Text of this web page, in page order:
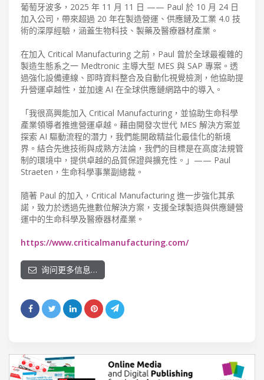
葡萄牙波多，2025 年 11 月 11 日 —— Paul 於 10 月 24 日
加入公司，帶來超過 20 年在製造營運、供應鏈及工業 4.0 技
術的深厚經驗，涵蓋生物科技、製藥及醫療器材產業。
在加入 Critical Manufacturing 之前，Paul 曾於全球最複雜的
製造生態系之一 Medtronic 主導大型 MES 與 SAP 專案。透
過強化設備連線、即時資料整合及自動化視覺檢測，他協助提
升營運卓越性，並加速 AI 在全球供應鏈網路中的導入。
「我很高興能加入 Critical Manufacturing，並協助生命科學
產業領導者推進營運卓越。藉由開發次世代 MES 解決方案並
探索 AI 驅動流程的潛力，我們能開啟精益化最佳化的新境
界。結合先進技術與成熟方法論，我們的目標是在高度法規管
制的環境中，提供卓越的品質保證與擴充性。」—— Paul
Straeten，生命科學事業副總裁。
隨著 Paul 的加入，Critical Manufacturing 進一步強化其承
諾，致力於透過先進數位解決方案，支援全球製造與供應鏈營
運中的生命科學及醫療器材產業。
https://www.criticalmanufacturing.com/
询问更多信息…